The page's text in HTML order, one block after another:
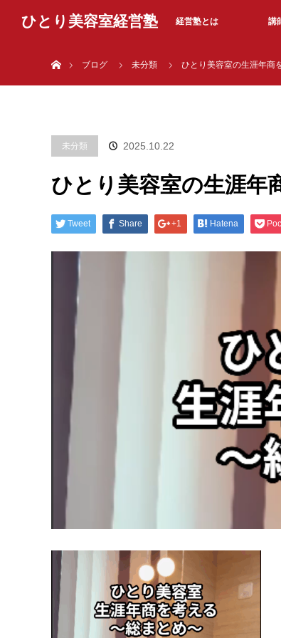
ひとり美容室経営塾 経営塾とは 講
ブログ
未分類 ひとり美容室の生涯年商
未分類 2025.10.22
ひとり美容室の生涯年
Tweet Share +1 Hatena